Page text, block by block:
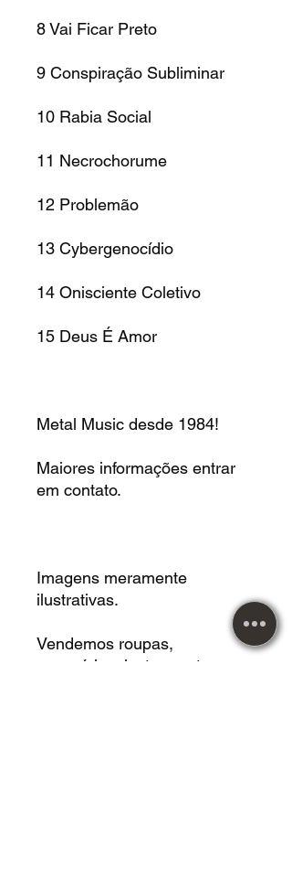
8Vai Ficar Preto
9 Conspiração Subliminar
10 Rabia Social
11 Necrochorume
12 Problemão
13 Cybergenocídio
14 Onisciente Coletivo
15 Deus É Amor
Metal Music desde 1984!
Maiores informações entrar
em contato.
Imagens meramente
ilustrativas.
Vendemos roupas,
acessórios, instrumentos